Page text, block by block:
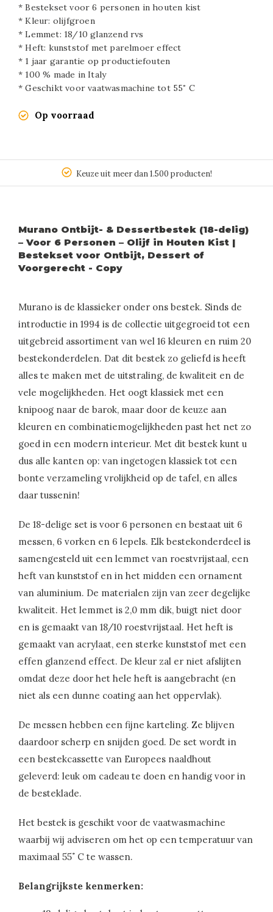
* Bestekset voor 6 personen in houten kist
* Kleur: olijfgroen
* Lemmet: 18/10 glanzend rvs
* Heft: kunststof met parelmoer effect
* 1 jaar garantie op productiefouten
* 100 % made in Italy
* Geschikt voor vaatwasmachine tot 55˚ C
Op voorraad
Keuze uit meer dan 1.500 producten!
Murano Ontbijt- & Dessertbestek (18-delig)
– Voor 6 Personen – Olijf in Houten Kist |
Bestekset voor Ontbijt, Dessert of
Voorgerecht - Copy
Murano is de klassieker onder ons bestek. Sinds de
introductie in 1994 is de collectie uitgegroeid tot een
uitgebreid assortiment van wel 16 kleuren en ruim 20
bestekonderdelen. Dat dit bestek zo geliefd is heeft
alles te maken met de uitstraling, de kwaliteit en de
vele mogelijkheden. Het oogt klassiek met een
knipoog naar de barok, maar door de keuze aan
kleuren en combinatiemogelijkheden past het net zo
goed in een modern interieur. Met dit bestek kunt u
dus alle kanten op: van ingetogen klassiek tot een
bonte verzameling vrolijkheid op de tafel, en alles
daar tussenin!
De 18-delige set is voor 6 personen en bestaat uit 6
messen, 6 vorken en 6 lepels. Elk bestekonderdeel is
samengesteld uit een lemmet van roestvrijstaal, een
heft van kunststof en in het midden een ornament
van aluminium. De materialen zijn van zeer degelijke
kwaliteit. Het lemmet is 2,0 mm dik, buigt niet door
en is gemaakt van 18/10 roestvrijstaal. Het heft is
gemaakt van acrylaat, een sterke kunststof met een
effen glanzend effect. De kleur zal er niet afslijten
omdat deze door het hele heft is aangebracht (en
niet als een dunne coating aan het oppervlak).
De messen hebben een fijne karteling. Ze blijven
daardoor scherp en snijden goed. De set wordt in
een bestekcassette van Europees naaldhout
geleverd: leuk om cadeau te doen en handig voor in
de besteklade.
Het bestek is geschikt voor de vaatwasmachine
waarbij wij adviseren om het op een temperatuur van
maximaal 55˚ C te wassen.
Belangrijkste kenmerken: